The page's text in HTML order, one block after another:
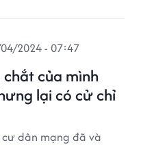
của mình
lại có cử chỉ
2024 - 07:47
dân mạng đã và